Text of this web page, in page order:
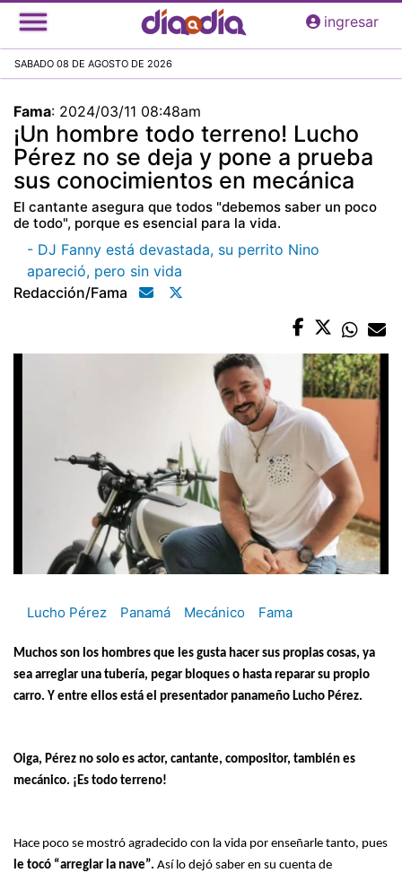
Pasar
al
principal
ingresar
SABADO 08 DE AGOSTO DE 2026
Fama: 2024/03/11 08:48am
¡Un hombre todo terreno! Lucho
Pérez no se deja y pone a prueba
sus conocimientos en mecánica
El cantante asegura que todos "debemos saber un poco
de todo", porque es esencial para la vida.
- DJ Fanny está devastada, su perrito Nino
apareció, pero sin vida
Redacción/fama
Lucho Pérez Panamá Mecánico Fama
Muchos son los hombres que les gusta hacer sus propias cosas, ya
sea arreglar una tubería, pegar bloques o hasta reparar su propio
carro. Y entre ellos está el presentador panameño Lucho Pérez.
Oiga, Pérez no solo es actor, cantante, compositor, también es
mecánico. ¡Es todo terreno!
Hace poco se mostró agradecido con la vida por enseñarle tanto, pues
le tocó “arreglar la nave”. Así lo dejó saber en su cuenta de